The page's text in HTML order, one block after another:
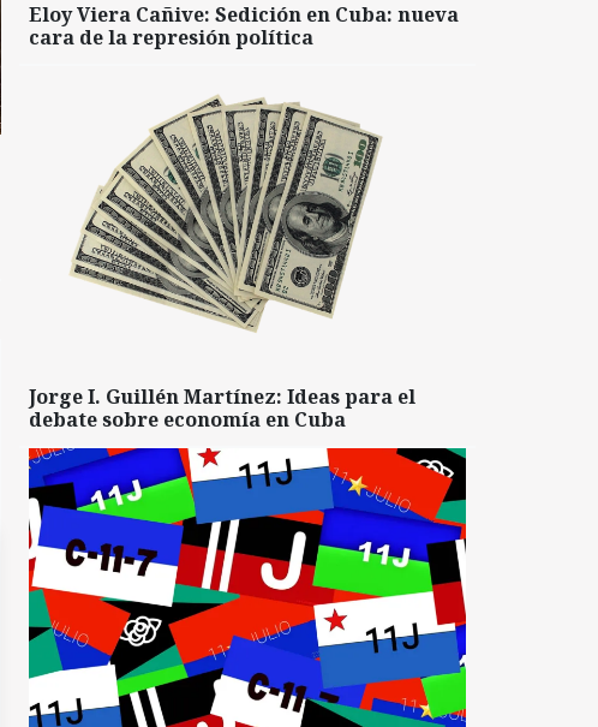
Eloy Viera Cañive: Sedición en Cuba: nueva
cara de la represión política
Jorge I. Guillén Martínez: Ideas para el
debate sobre economía en Cuba